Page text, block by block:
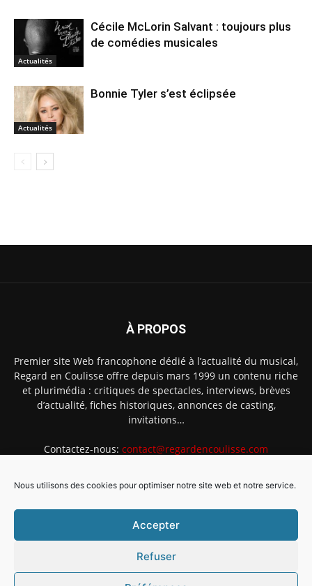
Nous utilisons des cookies pour optimiser notre site web et notre service.
Accepter
Refuser
Actualités
Cécile McLorin Salvant : toujours plus
de comédies musicales
Actualités
Bonnie Tyler s’est éclipsée
À PROPOS
Premier site Web francophone dédié à l’actualité du musical,
Regard en Coulisse offre depuis mars 1999 un contenu riche
et plurimédia : critiques de spectacles, interviews, brèves
d’actualité, fiches historiques, annonces de casting,
invitations…
Contactez-nous: contact@regardencoulisse.com